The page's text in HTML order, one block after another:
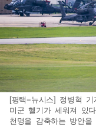
[평택=뉴시스] 정병혁
미군 헬기가 세워져 있
천명을 감축하는 방안